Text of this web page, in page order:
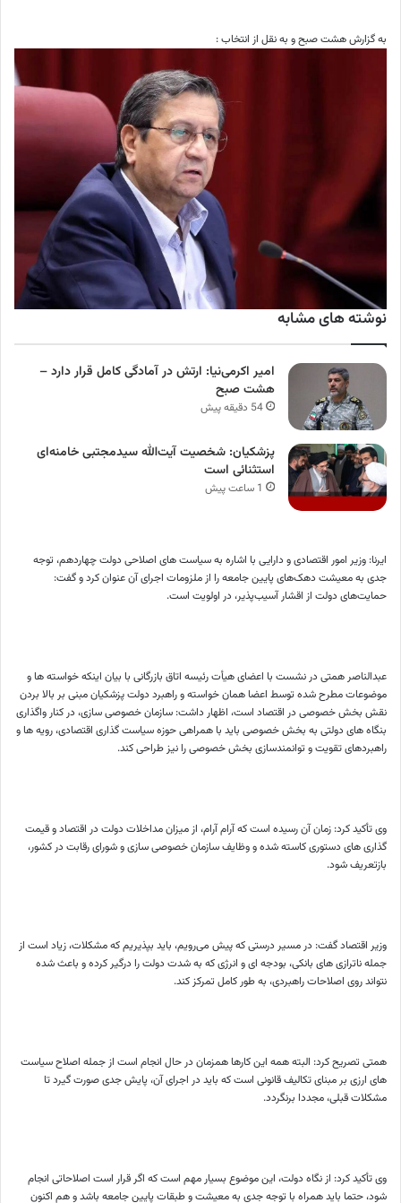
به گزارش هشت صبح و به نقل از انتخاب :
نوشته های مشابه
امیر اکرمی‌نیا: ارتش در آمادگی کامل قرار دارد –
هشت صبح
54 دقیقه پیش
پزشکیان: شخصیت آیت‌الله سیدمجتبی خامنه‌ای
استثنائی است
1 ساعت پیش
ایرنا: وزیر امور اقتصادی و دارایی با اشاره به سیاست های اصلاحی دولت چهاردهم، توجه
جدی به معیشت دهک‌های پایین جامعه را از ملزومات اجرای آن عنوان کرد و گفت:
حمایت‌های دولت از اقشار آسیب‌پذیر، در اولویت است.
عبدالناصر همتی در نشست با اعضای هیأت رئیسه اتاق بازرگانی با بیان اینکه خواسته ها و
موضوعات مطرح شده توسط اعضا همان خواسته و راهبرد دولت پزشکیان مبنی بر بالا بردن
نقش بخش خصوصی در اقتصاد است، اظهار داشت: سازمان خصوصی سازی، در کنار واگذاری
بنگاه های دولتی به بخش خصوصی باید با همراهی حوزه سیاست گذاری اقتصادی، رویه ها و
راهبردهای تقویت و توانمندسازی بخش خصوصی را نیز طراحی کند.
وی تأکید کرد: زمان آن رسیده است که آرام آرام، از میزان مداخلات دولت در اقتصاد و قیمت
گذاری های دستوری کاسته شده و وظایف سازمان خصوصی سازی و شورای رقابت در کشور،
بازتعریف شود.
وزیر اقتصاد گفت: در مسیر درستی که پیش می‌رویم، باید بپذیریم که مشکلات، زیاد است از
جمله ناترازی های بانکی، بودجه ای و انرژی که به شدت دولت را درگیر کرده و باعث شده
نتواند روی اصلاحات راهبردی، به طور کامل تمرکز کند.
همتی تصریح کرد: البته همه این کارها همزمان در حال انجام است از جمله اصلاح سیاست
های ارزی بر مبنای تکالیف قانونی است که باید در اجرای آن، پایش جدی صورت گیرد تا
مشکلات قبلی، مجددا برنگردد.
وی تأکید کرد: از نگاه دولت، این موضوع بسیار مهم است که اگر قرار است اصلاحاتی انجام
شود، حتما باید همراه با توجه جدی به معیشت و طبقات پایین جامعه باشد و هم اکنون